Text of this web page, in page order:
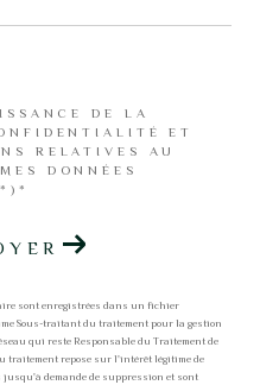
DE LA
ET
RELATIVES AU
DONNÉES
sont enregistrées dans un fichier
Sous-traitant du traitement pour la gestion
qui reste Responsable du Traitement de
traitement repose sur l'intérêt légitime de
jusqu'à demande de suppression et sont